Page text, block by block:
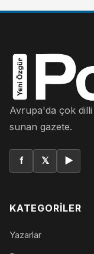
Avrupa'da çok dilli
sunan gazete.
f 𝕏 ▶
KATEGORILER
Yazarlar